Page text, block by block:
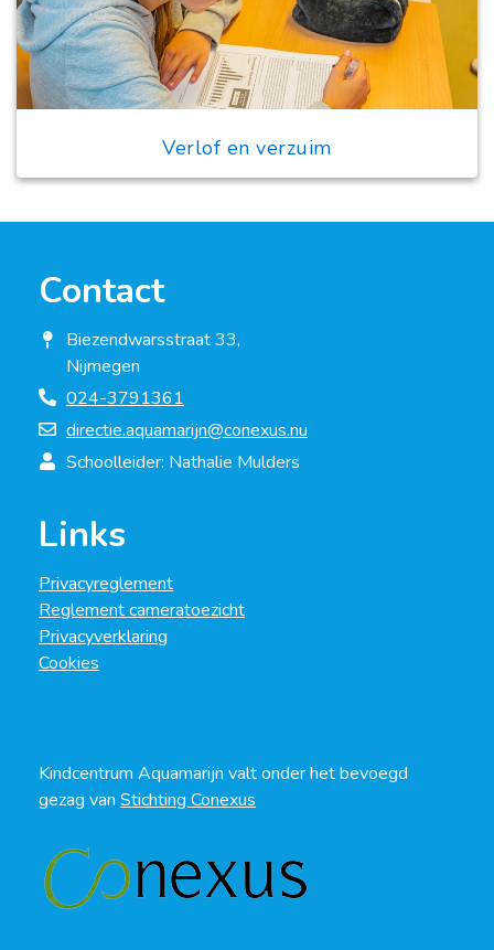
Verlof en verzuim
Contact
Biezendwarsstraat 33,
Nijmegen
024-3791361
directie.aquamarijn@conexus.nu
Schoolleider: Nathalie Mulders
Links
Privacyreglement
Reglement cameratoezicht
Privacyverklaring
Cookies
Kindcentrum Aquamarijn valt onder het bevoegd
gezag van Stichting Conexus